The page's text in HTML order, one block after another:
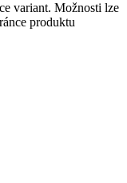
variant. Možnosti lze
produktu